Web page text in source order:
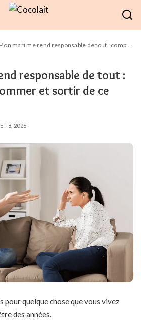
mari me rend responsable de tout : comprendre, nommer et sortir de ce piège
responsable de tout :
et sortir de ce
8, 2026
pour quelque chose que vous vivez
des années.